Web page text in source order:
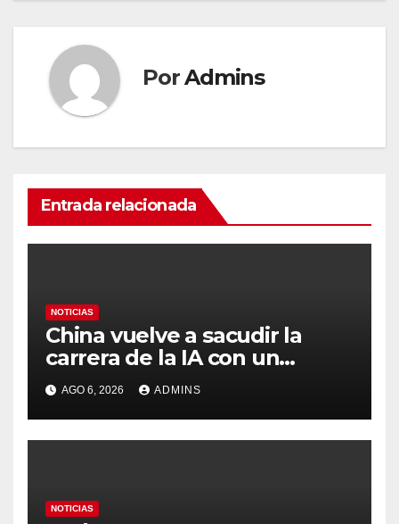
PorAdmins
Entrada relacionada
NOTICIAS
China vuelve a sacudir la
carrera de la IA con un
modelo capaz de trabajar
durante días sin intervención
humana
AGO 6, 2026 ADMINS
NOTICIAS